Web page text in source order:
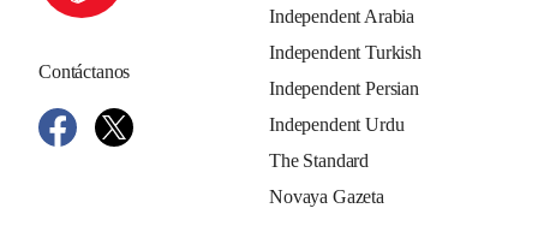
Contáctanos
Independent Arabia
Independent Turkish
Independent Persian
Independent Urdu
The Standard
Novaya Gazeta